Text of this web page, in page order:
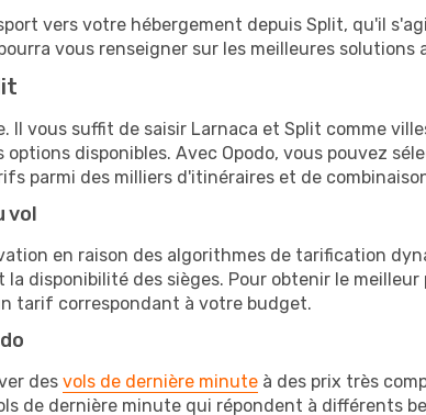
vers votre hébergement depuis Split, qu'il
vous renseigner sur les meilleures
Il vous suffit de saisir Larnaca et Split comme
disponibles. Avec Opodo, vous pouvez
parmi des milliers d'itinéraires et de
vol
en raison des algorithmes de tarification
disponibilité des sièges. Pour obtenir le
tarif correspondant à votre budget.
des vols de dernière minute à des prix très
de dernière minute qui répondent à différents